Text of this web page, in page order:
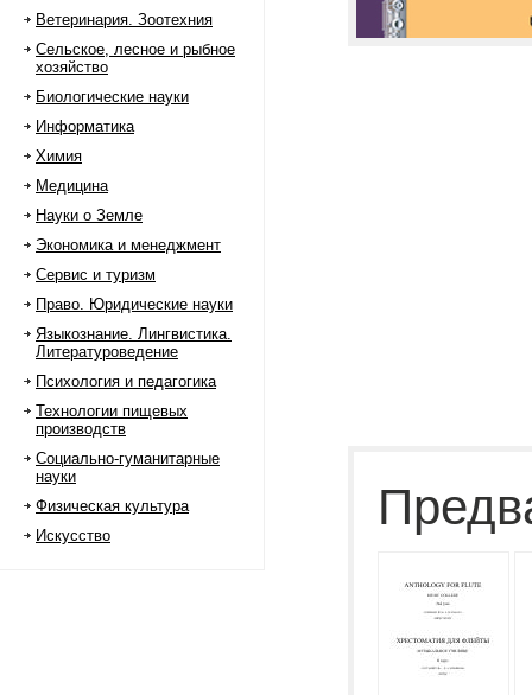
Ветеринария. Зоотехния
Сельское, лесное и рыбное
хозяйство
Биологические науки
Информатика
Химия
Медицина
Науки о Земле
Экономика и менеджмент
Сервис и туризм
Право. Юридические науки
Языкознание. Лингвистика.
Литературоведение
Психология и педагогика
Технологии пищевых
производств
Социально-гуманитарные
науки
Физическая культура
Искусство